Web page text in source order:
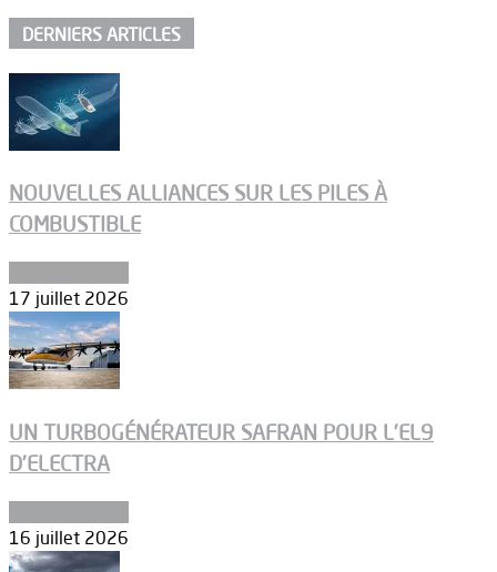
DERNIERS ARTICLES
NOUVELLES ALLIANCES SUR LES PILES À
COMBUSTIBLE
17 juillet 2026
UN TURBOGÉNÉRATEUR SAFRAN POUR L’EL9
D’ELECTRA
16 juillet 2026